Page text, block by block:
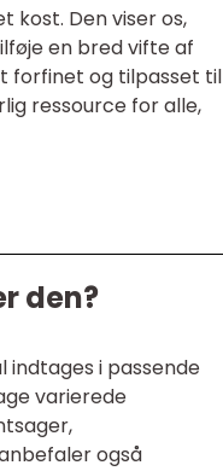
kost. Den viser os,
en bred vifte af
forfinet og tilpasset til
ressource for alle,
den?
i passende
varierede
også